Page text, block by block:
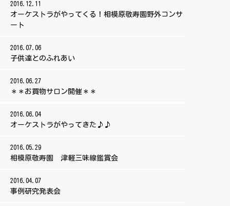
2016.12.11
オーケストラがやってくる！相模原敬寿園野外コンサ
ート
2016.07.06
子供達とのふれあい
2016.06.27
＊＊お買物サロン開催＊＊
2016.06.04
オーケストラがやってきた♪♪
2016.05.29
相模原敬寿園 津軽三味線鑑賞会
2016.04.07
事例研究発表会